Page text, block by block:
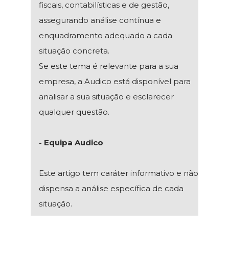
fiscais, contabilísticas e de gestão,
assegurando análise contínua e
enquadramento adequado a cada
situação concreta.
Se este tema é relevante para a sua
empresa, a Audico está disponível para
analisar a sua situação e esclarecer
qualquer questão.
- Equipa Audico
Este artigo tem caráter informativo e não
dispensa a análise específica de cada
situação.